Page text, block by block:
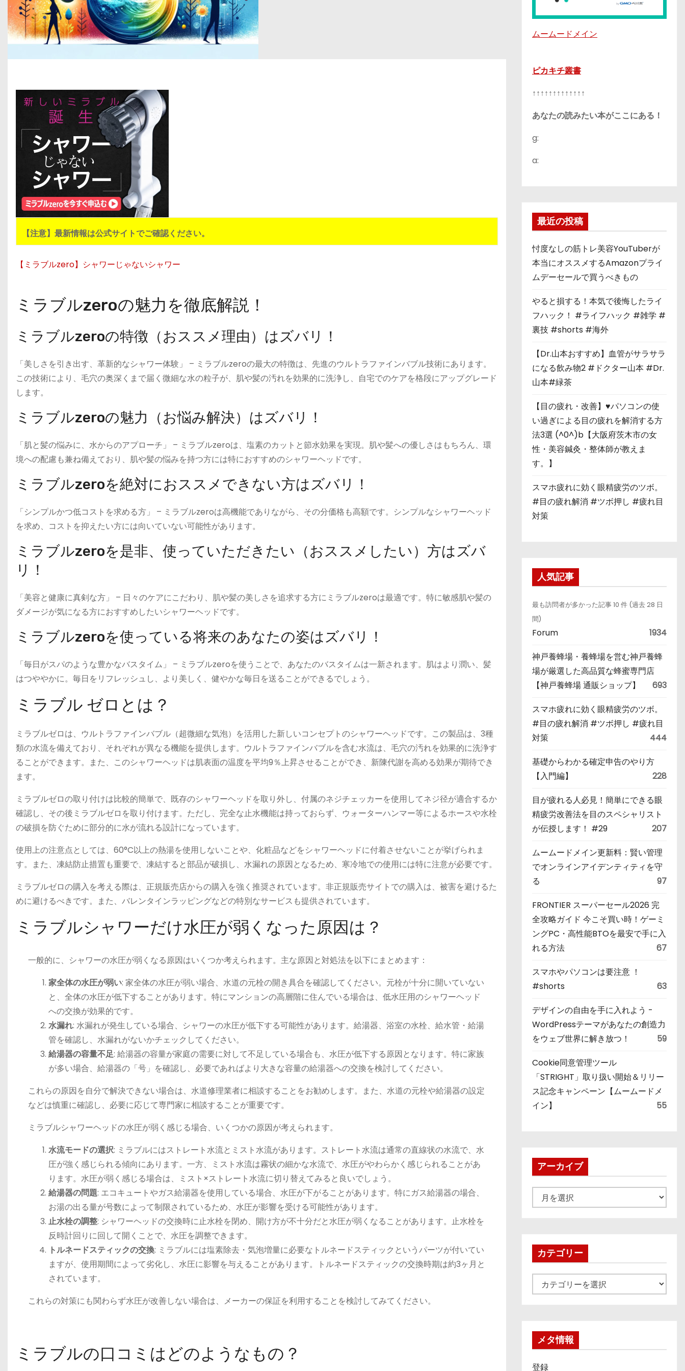
【注意】最新情報は公式サイトでご確認ください。
【ミラブルzero】シャワーじゃないシャワー
ミラブルzeroの魅力を徹底解説！
ミラブルzeroの特徴（おススメ理由）はズバリ！
「美しさを引き出す、革新的なシャワー体験」 – ミラブルzeroの最大の特徴は、先進のウルトラファインバブル技術にあります。
この技術により、毛穴の奥深くまで届く微細な水の粒子が、肌や髪の汚れを効果的に洗浄し、自宅でのケアを格段にアップグレード
します。
ミラブルzeroの魅力（お悩み解決）はズバリ！
「肌と髪の悩みに、水からのアプローチ」 – ミラブルzeroは、塩素のカットと節水効果を実現。肌や髪への優しさはもちろん、環
境への配慮も兼ね備えており、肌や髪の悩みを持つ方には特におすすめのシャワーヘッドです。
ミラブルzeroを絶対におススメできない方はズバリ！
「シンプルかつ低コストを求める方」 – ミラブルzeroは高機能でありながら、その分価格も高額です。シンプルなシャワーヘッド
を求め、コストを抑えたい方には向いていない可能性があります。
ミラブルzeroを是非、使っていただきたい（おススメしたい）方はズバ
リ！
「美容と健康に真剣な方」 – 日々のケアにこだわり、肌や髪の美しさを追求する方にミラブルzeroは最適です。特に敏感肌や髪の
ダメージが気になる方におすすめしたいシャワーヘッドです。
ミラブルzeroを使っている将来のあなたの姿はズバリ！
「毎日がスパのような豊かなバスタイム」 – ミラブルzeroを使うことで、あなたのバスタイムは一新されます。肌はより潤い、髪
はつややかに。毎日をリフレッシュし、より美しく、健やかな毎日を送ることができるでしょう。
ミラブル ゼロとは？
ミラブルゼロは、ウルトラファインバブル（超微細な気泡）を活用した新しいコンセプトのシャワーヘッドです。この製品は、3種
類の水流を備えており、それぞれが異なる機能を提供します。ウルトラファインバブルを含む水流は、毛穴の汚れを効果的に洗浄す
ることができます。また、このシャワーヘッドは肌表面の温度を平均9％上昇させることができ、新陳代謝を高める効果が期待でき
ます​​。
ミラブルゼロの取り付けは比較的簡単で、既存のシャワーヘッドを取り外し、付属のネジチェッカーを使用してネジ径が適合するか
確認し、その後ミラブルゼロを取り付けます。ただし、完全な止水機能は持っておらず、ウォーターハンマー等によるホースや水栓
の破損を防ぐために部分的に水が流れる設計になっています​​。
使用上の注意点としては、60°C以上の熱湯を使用しないことや、化粧品などをシャワーヘッドに付着させないことが挙げられま
す。また、凍結防止措置も重要で、凍結すると部品が破損し、水漏れの原因となるため、寒冷地での使用には特に注意が必要です​​。
ミラブルゼロの購入を考える際は、正規販売店からの購入を強く推奨されています。非正規販売サイトでの購入は、被害を避けるた
めに避けるべきです。また、バレンタインラッピングなどの特別なサービスも提供されています​​。
ミラブルシャワーだけ水圧が弱くなった原因は？
一般的に、シャワーの水圧が弱くなる原因はいくつか考えられます。主な原因と対処法を以下にまとめます：
家全体の水圧が弱い: 家全体の水圧が弱い場合、水道の元栓の開き具合を確認してください。元栓が十分に開いていない
と、全体の水圧が低下することがあります。特にマンションの高層階に住んでいる場合は、低水圧用のシャワーヘッド
への交換が効果的です。
水漏れ: 水漏れが発生している場合、シャワーの水圧が低下する可能性があります。給湯器、浴室の水栓、給水管・給湯
管を確認し、水漏れがないかチェックしてください。
給湯器の容量不足: 給湯器の容量が家庭の需要に対して不足している場合も、水圧が低下する原因となります。特に家族
が多い場合、給湯器の「号」を確認し、必要であればより大きな容量の給湯器への交換を検討してください。
これらの原因を自分で解決できない場合は、水道修理業者に相談することをお勧めします。また、水道の元栓や給湯器の設定
などは慎重に確認し、必要に応じて専門家に相談することが重要です​​​​。
ミラブルシャワーヘッドの水圧が弱く感じる場合、いくつかの原因が考えられます。
水流モードの選択: ミラブルにはストレート水流とミスト水流があります。ストレート水流は通常の直線状の水流で、水
圧が強く感じられる傾向にあります。一方、ミスト水流は霧状の細かな水流で、水圧がやわらかく感じられることがあ
ります。水圧が弱く感じる場合は、ミスト×ストレート水流に切り替えてみると良いでしょう。
給湯器の問題: エコキュートやガス給湯器を使用している場合、水圧が下がることがあります。特にガス給湯器の場合、
お湯の出る量が号数によって制限されているため、水圧が影響を受ける可能性があります。
止水栓の調整: シャワーヘッドの交換時に止水栓を閉め、開け方が不十分だと水圧が弱くなることがあります。止水栓を
反時計回りに回して開くことで、水圧を調整できます。
トルネードスティックの交換: ミラブルには塩素除去・気泡増量に必要なトルネードスティックというパーツが付いてい
ますが、使用期間によって劣化し、水圧に影響を与えることがあります。トルネードスティックの交換時期は約3ヶ月と
されています。
これらの対策にも関わらず水圧が改善しない場合は、メーカーの保証を利用することを検討してみてください​​​​​​。
ミラブルの口コミはどのようなもの？
ムームードメイン
ピカキチ叢書
↑↑↑↑↑↑↑↑↑↑↑↑↑
あなたの読みたい本がここにある！
g:
a:
最近の投稿
忖度なしの筋トレ美容YouTuberが
本当にオススメするAmazonプライ
ムデーセールで買うべきもの
やると損する！本気で後悔したライ
フハック！ #ライフハック #雑学 #
裏技 #shorts #海外
【Dr.山本おすすめ】血管がサラサラ
になる飲み物2 #ドクター山本 #Dr.
山本#緑茶
【目の疲れ・改善】♥パソコンの使
い過ぎによる目の疲れを解消する方
法3選 (^0^)b【大阪府茨木市の女
性・美容鍼灸・整体師が教えま
す。】
スマホ疲れに効く眼精疲労のツボ。
#目の疲れ解消 #ツボ押し #疲れ目
対策
人気記事
最も訪問者が多かった記事 10 件 (過去 28 日
間)
Forum 1934
神戸養蜂場・養蜂場を営む神戸養蜂
場が厳選した高品質な蜂蜜専門店
【神戸養蜂場 通販ショップ】
693
スマホ疲れに効く眼精疲労のツボ。
#目の疲れ解消 #ツボ押し #疲れ目
対策
444
基礎からわかる確定申告のやり方
【入門編】
228
目が疲れる人必見！簡単にできる眼
精疲労改善法を目のスペシャリスト
が伝授します！ #29
207
ムームードメイン更新料：賢い管理
でオンラインアイデンティティを守
る
97
FRONTIER スーパーセール2026 完
全攻略ガイド 今こそ買い時！ゲーミ
ングPC・高性能BTOを最安で手に入
れる方法
67
スマホやパソコンは要注意 ！
#shorts
63
デザインの自由を手に入れよう -
WordPressテーマがあなたの創造力
をウェブ世界に解き放つ！
59
Cookie同意管理ツール
「STRIGHT」取り扱い開始＆リリー
ス記念キャンペーン【ムームードメ
イン】
55
アーカイブ
ー
ブカテゴリー
テ
メタ情報
登録